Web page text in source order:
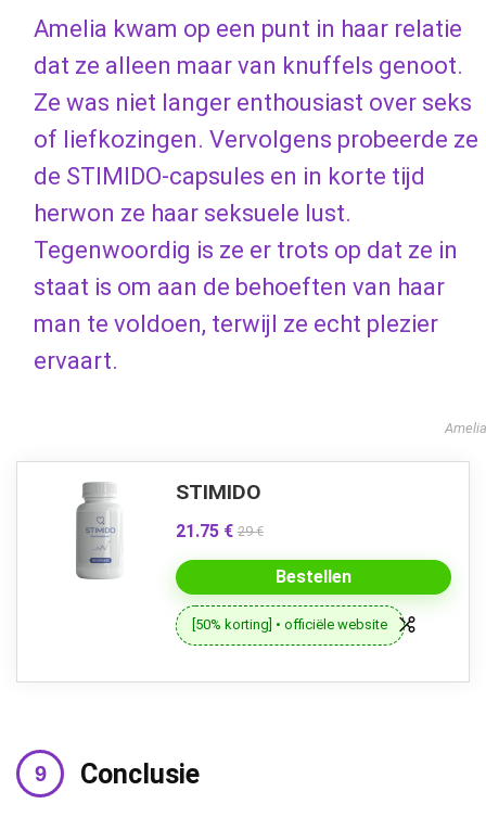
Amelia kwam op een punt in haar relatie
dat ze alleen maar van knuffels genoot.
Ze was niet langer enthousiast over seks
of liefkozingen. Vervolgens probeerde ze
de STIMIDO-capsules en in korte tijd
herwon ze haar seksuele lust.
Tegenwoordig is ze er trots op dat ze in
staat is om aan de behoeften van haar
man te voldoen, terwijl ze echt plezier
ervaart.
Amelia
STIMIDO
21.75 € 29 €
Bestellen
[50% korting] • officiële website
Conclusie